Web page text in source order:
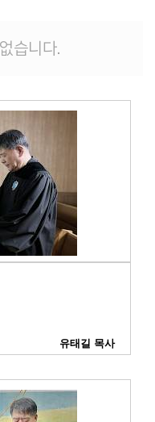
습니다.
유태길 목사